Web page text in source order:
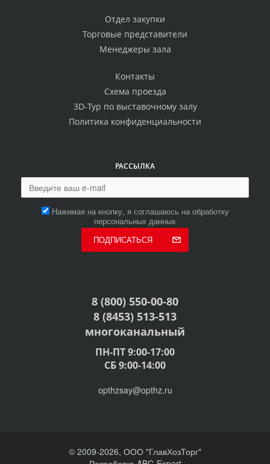
Отдел закупки
Торговые представители
Менеджеры зала
Контакты
Схема проезда
3D-Тур по выставочному залу
Политика конфиденциальности
РАССЫЛКА
Нажимая на кнопку, я соглашаюсь на обработку
персональных данных
ПОДПИСАТЬСЯ
8 (800) 550-00-80
8 (8453) 513-513
многоканальный
ПН-ПТ 9:00-17:00
СБ 9:00-14:00
opthzsay@opthz.ru
© 2009-2026, ООО "ГлавХозТорг"